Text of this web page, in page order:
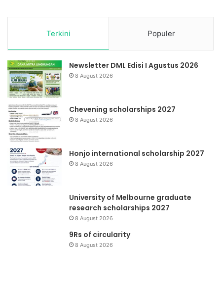
Terkini Populer
Newsletter DML Edisi I Agustus 2026
8 August 2026
Chevening scholarships 2027
8 August 2026
Honjo international scholarship 2027
8 August 2026
University of Melbourne graduate
research scholarships 2027
8 August 2026
9Rs of circularity
8 August 2026